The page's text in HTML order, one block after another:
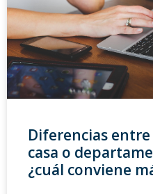
Diferencias
casa o
¿cuál conviene